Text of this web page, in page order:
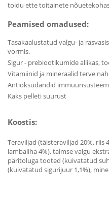
toidu ette toitainete
Peamised omadused:
Tasakaalustatud valgu- ja
vormis.
Sigur - prebiootikumide allikas,
Vitamiinid ja mineraalid terve
Antioksüdandid
Kaks pelleti suurust
Koostis:
Teraviljad (täisteraviljad 20%, riis
lambaliha 4%), taimse valgu
päritoluga tooted (kuivatatud
(kuivatatud sigurijuur 1,1%),